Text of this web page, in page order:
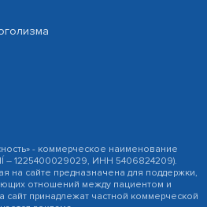
- коммерческое наименование
– 1225400029029, ИНН 5406824209).
на сайте предназначена для поддержки,
отношений между пациентом и
принадлежат частной коммерческой